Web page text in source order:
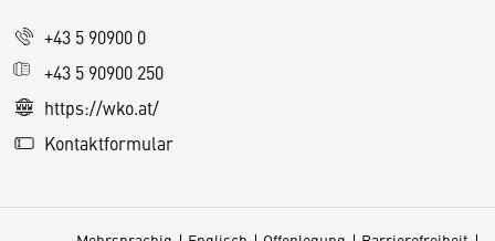
+43 5 90900 0
+43 5 90900 250
https://wko.at/
Kontaktformular
s
e
S
e